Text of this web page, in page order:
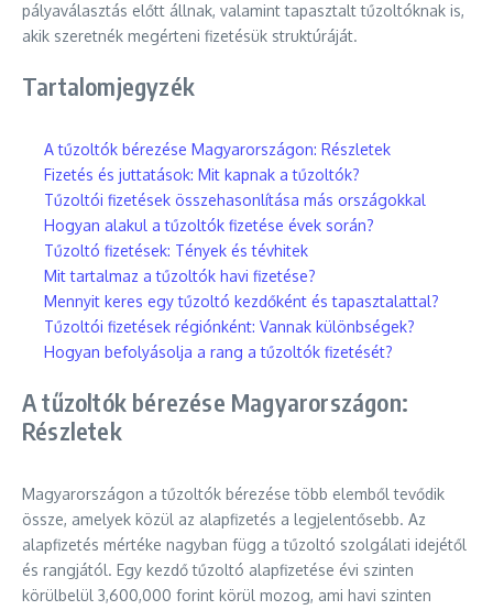
pályaválasztás előtt állnak, valamint tapasztalt tűzoltóknak is,
akik szeretnék megérteni fizetésük struktúráját.
Tartalomjegyzék
A tűzoltók bérezése Magyarországon: Részletek
Fizetés és juttatások: Mit kapnak a tűzoltók?
Tűzoltói fizetések összehasonlítása más országokkal
Hogyan alakul a tűzoltók fizetése évek során?
Tűzoltó fizetések: Tények és tévhitek
Mit tartalmaz a tűzoltók havi fizetése?
Mennyit keres egy tűzoltó kezdőként és tapasztalattal?
Tűzoltói fizetések régiónként: Vannak különbségek?
Hogyan befolyásolja a rang a tűzoltók fizetését?
A tűzoltók bérezése Magyarországon:
Részletek
Magyarországon a tűzoltók bérezése több elemből tevődik
össze, amelyek közül az alapfizetés a legjelentősebb. Az
alapfizetés mértéke nagyban függ a tűzoltó szolgálati idejétől
és rangjától. Egy kezdő tűzoltó alapfizetése évi szinten
körülbelül 3,600,000 forint körül mozog, ami havi szinten